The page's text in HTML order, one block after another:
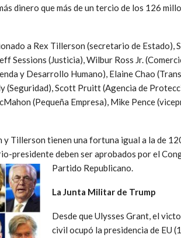
dinero que más de un tercio de los 126
a Rex Tillerson (secretario de Estado),
Sessions (Justicia), Wilbur Ross Jr.
y Desarrollo Humano), Elaine Chao
(Seguridad), Scott Pruitt (Agencia de
(Pequeña Empresa), Mike Pence
y Tillerson tienen una fortuna igual a la de
presidente deben ser aprobados por el
Partido Republicano.
La Junta Militar de Trump
Desde que Ulysses Grant, el
civil ocupó la presidencia de EU